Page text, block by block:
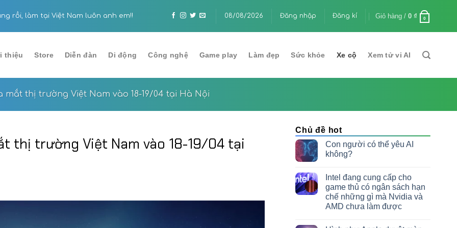
rồi, làm tại Việt Nam luôn anh em!!
ASUS ra mắt màn hình ProArt PA32USD 32 inch 4K QD‑OLED cho nhà sáng tạo nội
08/08/2026 Đăng nhập Đăng kí Giỏ hàng / 0 ₫ 0
thiệu Store Diễn đàn Di động Công nghệ Game play Làm đẹp Sức khỏe Xe cộ Xem tử vi AI
mắt thị trường Việt Nam vào 18-19/04 tại Hà Nội
thị trường Việt Nam vào 18-19/04 tại
Chủ đề hot
Con người có thể yêu AI
không?
Intel đang cung cấp cho
game thủ có ngân sách hạn
chế những gì mà Nvidia và
AMD chưa làm được